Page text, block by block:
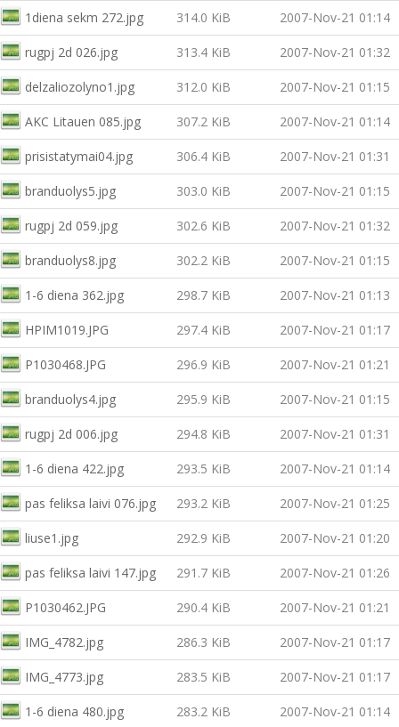
1diena sekm 272.jpg 314.0 KiB 2007-Nov-21 01:14
rugpj 2d 026.jpg 313.4 KiB 2007-Nov-21 01:32
delzaliozolyno1.jpg 312.0 KiB 2007-Nov-21 01:15
AKC Litauen 085.jpg 307.2 KiB 2007-Nov-21 01:14
prisistatymai04.jpg 306.4 KiB 2007-Nov-21 01:31
branduolys5.jpg 303.0 KiB 2007-Nov-21 01:15
rugpj 2d 059.jpg 302.6 KiB 2007-Nov-21 01:32
branduolys8.jpg 302.2 KiB 2007-Nov-21 01:15
1-6 diena 362.jpg 298.7 KiB 2007-Nov-21 01:13
HPIM1019.JPG 297.4 KiB 2007-Nov-21 01:17
P1030468.JPG 296.9 KiB 2007-Nov-21 01:21
branduolys4.jpg 295.9 KiB 2007-Nov-21 01:15
rugpj 2d 006.jpg 294.8 KiB 2007-Nov-21 01:31
1-6 diena 422.jpg 293.5 KiB 2007-Nov-21 01:14
pas feliksa laivi 076.jpg 293.2 KiB 2007-Nov-21 01:25
liuse1.jpg 292.9 KiB 2007-Nov-21 01:20
pas feliksa laivi 147.jpg 291.7 KiB 2007-Nov-21 01:26
P1030462.JPG 290.4 KiB 2007-Nov-21 01:21
IMG_4782.jpg 286.3 KiB 2007-Nov-21 01:17
IMG_4773.jpg 283.5 KiB 2007-Nov-21 01:17
1-6 diena 480.jpg 283.2 KiB 2007-Nov-21 01:14